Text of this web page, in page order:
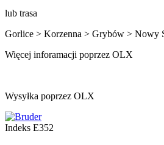
lub trasa
Gorlice > Korzenna > Grybów > Nowy
Więcej inforamacji poprzez OLX
Wysyłka poprzez OLX
Indeks E352